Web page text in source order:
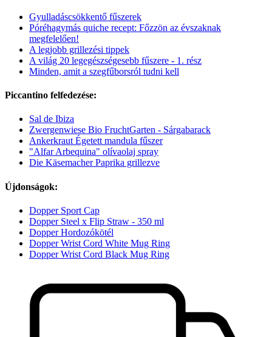
Gyulladáscsökkentő fűszerek
Póréhagymás quiche recept: Főzzön az évszaknak
megfelelően!
A legjobb grillezési tippek
A világ 20 legegészségesebb fűszere - 1. rész
Minden, amit a szegfűborsról tudni kell
Piccantino felfedezése:
Sal de Ibiza
Zwergenwiese Bio FruchtGarten - Sárgabarack
Ankerkraut Égetett mandula fűszer
"Alfar Arbequina" olívaolaj spray
Die Käsemacher Paprika grillezve
Újdonságok:
Dopper Sport Cap
Dopper Steel x Flip Straw - 350 ml
Dopper Hordozókötél
Dopper Wrist Cord White Mug Ring
Dopper Wrist Cord Black Mug Ring